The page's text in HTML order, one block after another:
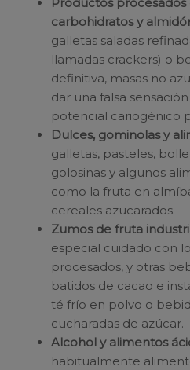
carbohidratos y
galletas saladas
llamadas crackers) o
definitiva, masas no
dar una falsa
potencial cariogénico
Dulces, gominolas y
galletas, pasteles,
golosinas y algunos
como la fruta en
cereales azucarados.
Zumos de fruta
especial cuidado con
procesados, y otras
batidos de cacao e
té frío en polvo o
cucharadas de azúcar.
Alcohol y alimentos
habitualmente